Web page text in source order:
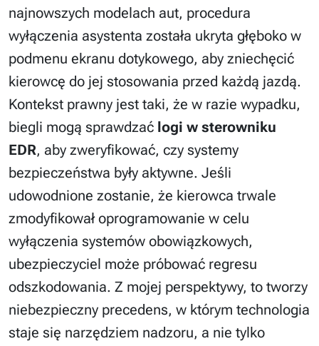
najnowszych modelach aut, procedura
wyłączenia asystenta została ukryta głęboko w
podmenu ekranu dotykowego, aby zniechęcić
kierowcę do jej stosowania przed każdą jazdą.
Kontekst prawny jest taki, że w razie wypadku,
biegli mogą sprawdzać logi w sterowniku
EDR, aby zweryfikować, czy systemy
bezpieczeństwa były aktywne. Jeśli
udowodnione zostanie, że kierowca trwale
zmodyfikował oprogramowanie w celu
wyłączenia systemów obowiązkowych,
ubezpieczyciel może próbować regresu
odszkodowania. Z mojej perspektywy, to tworzy
niebezpieczny precedens, w którym technologia
staje się narzędziem nadzoru, a nie tylko